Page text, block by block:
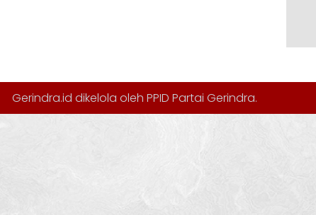
Gerindra.id dikelola oleh PPID Partai Gerindra.